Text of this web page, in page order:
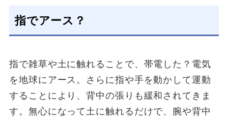
指でアース？
指で雑草や土に触れることで、帯電した？電気
を地球にアース。さらに指や手を動かして運動
することにより、背中の張りも緩和されてきま
す。無心になって土に触れるだけで、腕や背中